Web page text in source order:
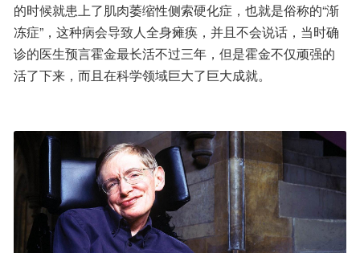
的时候就患上了肌肉萎缩性侧索硬化症，也就是俗称的“渐
冻症”，这种病会导致人全身瘫痪，并且不会说话，当时确
诊的医生预言霍金最长活不过三年，但是霍金不仅顽强的
活了下来，而且在科学领域巨大了巨大成就。